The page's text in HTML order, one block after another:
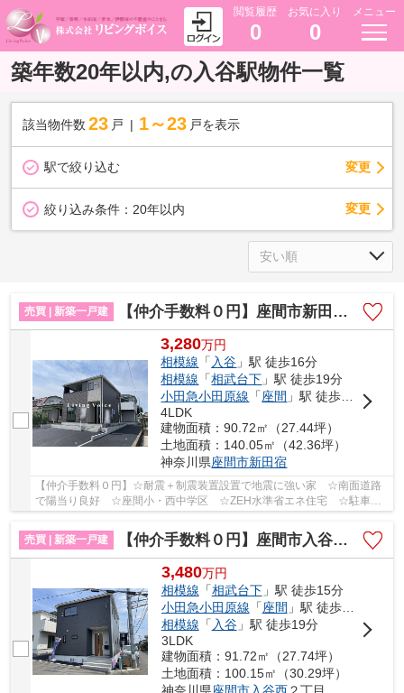
閲覧履歴
0
お気に入り
0
メニュー
築年数20年以内,の入谷駅物件一覧
該当物件数 23 戸 1～23 戸を表示
駅で絞り込む 変更
絞り込み条件： 20年以内 変更
売買 | 新築一戸建 【仲介手数料０円】座間市新田宿第9 新築一戸建て 全2棟
3,280万円
相模線 「 入谷 」駅 徒歩16分
相模線 「相武台下 」駅 徒歩19分
小田急小田原線 「座間 」駅 徒歩22分
4LDK
建物面積：90.72㎡（27.44坪）
土地面積：140.05㎡（42.36坪）
神奈川県座間市新田宿
【仲介手数料０円】☆耐震＋制震装置設置で地震に強い家 ☆南面道路
で陽当り良好 ☆座間小・西中学区 ☆ZEH水準省エネ住宅 ☆駐車場2
売買 | 新築一戸建
【仲介手数料０円】座間市入谷西第4 新築一戸建て 3号棟 全4棟
3,480万円
相模線 「相武台下」駅 徒歩15分
小田急小田原線 「座間 」駅 徒歩19分
相模線 「 入谷」駅 徒歩19分
3LDK
建物面積：91.72㎡（27.74坪）
土地面積：100.15㎡（30.29坪）